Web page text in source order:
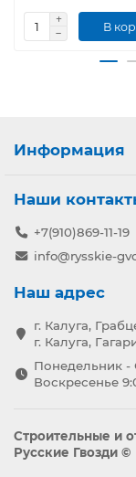
В
Информация
Наши
+7(910)869-11-19
info@rysskie-
Наш адрес
г. Калуга,
г. Калуга,
Понедельник -
Воскресенье
Строительные и
Русские Гвозди ©